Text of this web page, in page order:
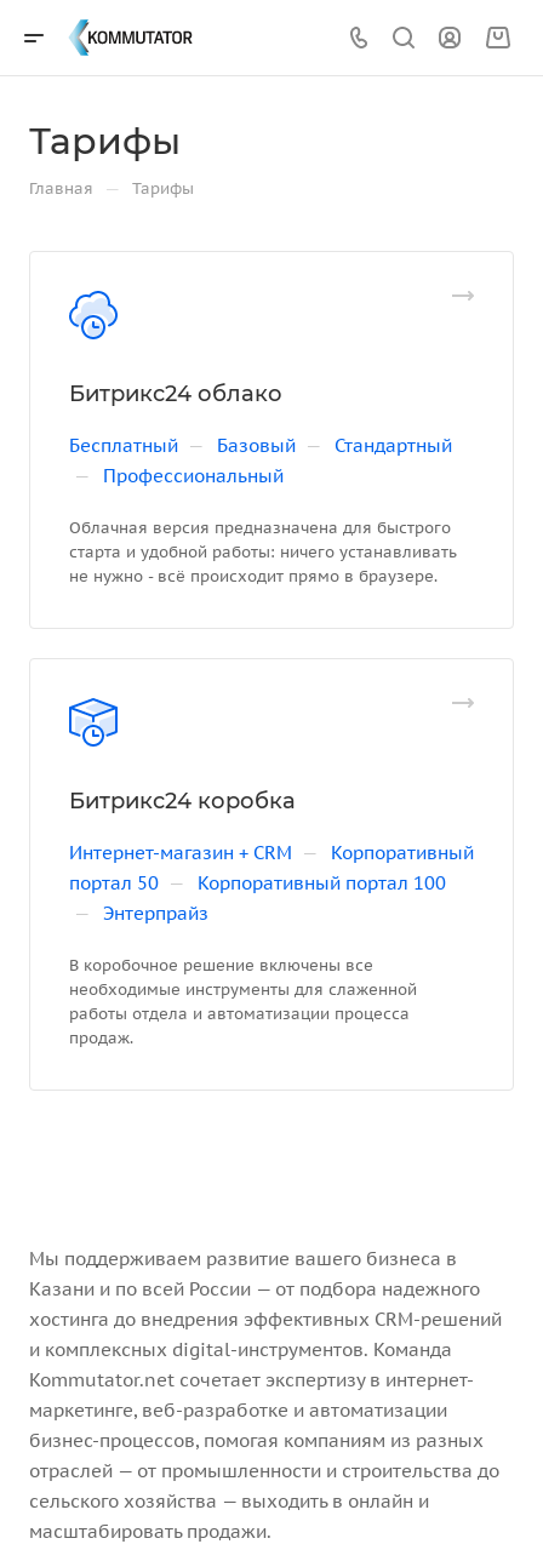
Тарифы
Главная — Тарифы
Битрикс24 облако
Бесплатный — Базовый —
Стандартный
—
Профессиональный
Облачная версия предназначена для быстрого
старта и удобной работы: ничего устанавливать
не нужно - всё происходит прямо в браузере.
Битрикс24 коробка
Интернет-магазин + CRM —
Корпоративный
портал 50 —
Корпоративный портал 100
—
Энтерпрайз
В коробочное решение включены все
необходимые инструменты для слаженной
работы отдела и автоматизации процесса
продаж.
Мы поддерживаем развитие вашего бизнеса в
Казани и по всей России — от подбора надежного
хостинга до внедрения эффективных CRM-решений
и комплексных digital-инструментов. Команда
Kommutator.net сочетает экспертизу в интернет-
маркетинге, веб-разработке и автоматизации
бизнес-процессов, помогая компаниям из разных
отраслей — от промышленности и строительства до
сельского хозяйства — выходить в онлайн и
масштабировать продажи.